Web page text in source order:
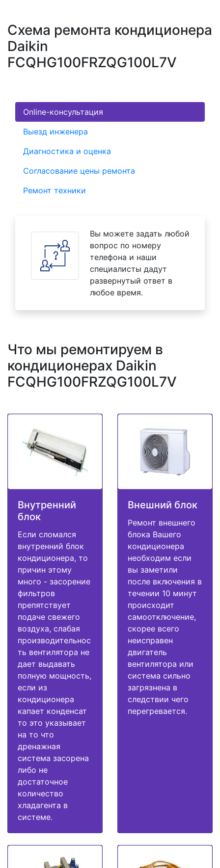
Схема ремонта кондиционера
Daikin
FCQHG100FRZQG100L7V
Online-консультация
Выезд инженера
Диагностика и оценка
Согласование цены ремонта
Ремонт техники
Вы можете задать любой
вопрос по номеру
телефона и наши
специалисты дадут
развернутый ответ в
любое время.
Что мы ремонтируем в
кондиционерах Daikin
FCQHG100FRZQG100L7V
Внутренний
блок
Если сломался
внутренний блок
кондиционера, то
причин этому
много - засорение
фильтров
препятствует
подаче свежего
воздуха, слабая
производительнос
ть вентилятора не
дает выдавать
полную мощность,
если из
кондиционера
капает конденсат
то это указывает
на то что
дренажная
система засорена
либо не
достаточное
количество
хладагента в
системе.
Внешний блок
Ремонт внешнего
блока Вашего
кондиционера
необходим если
вы заметили
после включения в
течении 10 минут
происходит
самоотключение,
скорее всего
неисправен
двигатель
вентилятора или
система сильно
загрязнена в
следствии чего
перегревается.